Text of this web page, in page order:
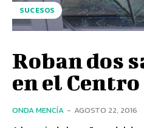
SUCESOS
Roban dos
en el
ONDA MENCÍA - AGOSTO 22, 2016